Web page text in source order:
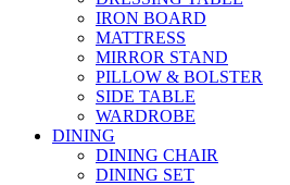
IRON BOARD
MATTRESS
MIRROR STAND
PILLOW & BOLSTER
SIDE TABLE
WARDROBE
DINING
DINING CHAIR
DINING SET